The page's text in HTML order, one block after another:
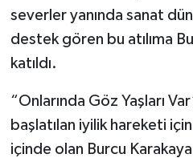
severler yanında sanat
destek gören bu atılıma
katıldı.
“Onlarında Göz Yaşları
başlatılan iyilik hareketi
içinde olan Burcu